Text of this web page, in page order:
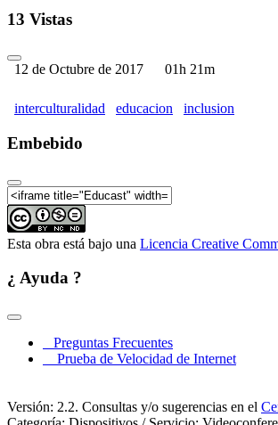
13 Vistas
12 de Octubre de 2017 01h 21m
interculturalidad educacion inclusion
Embebido
Esta obra está bajo una Licencia Creative
¿ Ayuda ?
Preguntas Frecuentes
Prueba de Velocidad de Internet
Versión: 2.2. Consultas y/o sugerencias en el